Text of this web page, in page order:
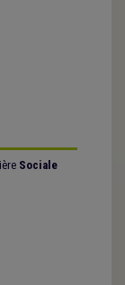
Sociale